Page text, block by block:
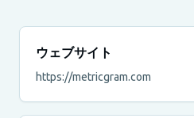
ウェブサイト
https://metricgram.com